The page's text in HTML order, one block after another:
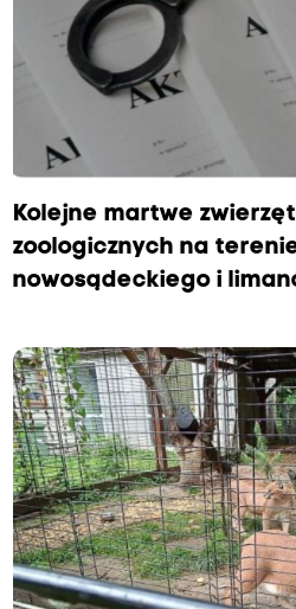
Kolejne martwe
zoologicznych na
nowosądeckiego i